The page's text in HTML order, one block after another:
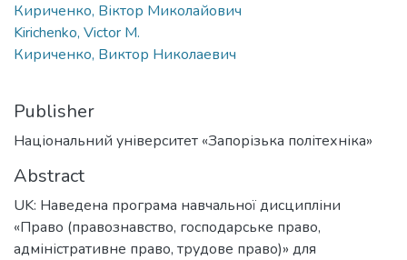
Кириченко, Віктор Миколайович
Kirichenko, Victor M.
Кириченко, Виктор Николаевич
Publisher
Національний університет «Запорізька політехніка»
Abstract
UK: Наведена програма навчальної дисципліни
«Право (правознавство, господарське право,
адміністративне право, трудове право)» для